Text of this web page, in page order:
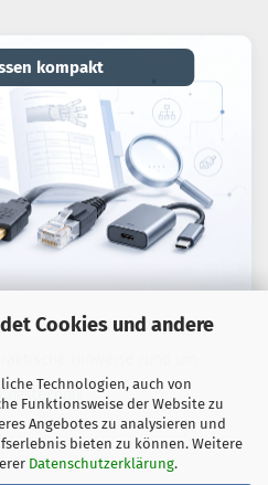
Cookies und andere
Technologien, auch von
Funktionsweise der Website zu
Angebotes zu analysieren und
bieten zu können. Weitere
Datenschutzerklärung.
kompakt
Hinweise rund um